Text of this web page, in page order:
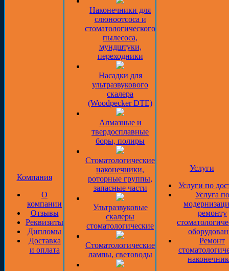
Компания
О
компании
Отзывы
Реквизиты
Дипломы
Доставка
и оплата
Наконечники для
слюноотсоса и
стоматологического
пылесоса,
мундштуки,
переходники
Насадки для
ультразвукового
скалера
(Woodpecker DTE)
Алмазные и
твердосплавные
боры, полиры
Стоматологические
наконечники,
роторные группы,
запасные части
Ультразвуковые
скалеры
стоматологические
Стоматологические
лампы, световоды
Услуги
Услуги по
Услуга по
ремонту
Ремонт